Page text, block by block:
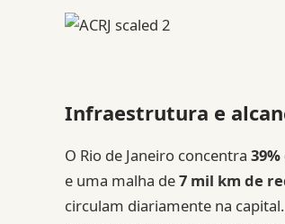
Infraestrutura e
O Rio de Janeiro concentra
e uma malha de7 mil km de
circulam diariamente na